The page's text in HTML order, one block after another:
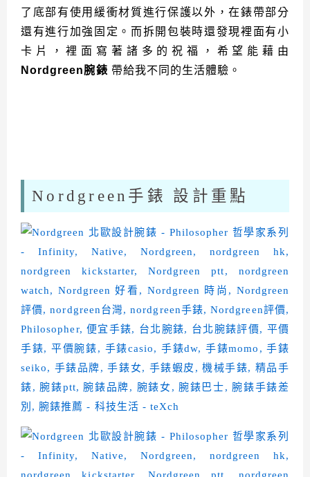
了底部有使用緩衝材質進行保護以外，在錶帶部分
還有進行加強固定。而拆開包裝時還發現裡面有小
卡片，裡面寫著諸多的祝福，希望能藉由
Nordgreen腕錶 帶給我不同的生活體驗。
Nordgreen手錶 設計重點